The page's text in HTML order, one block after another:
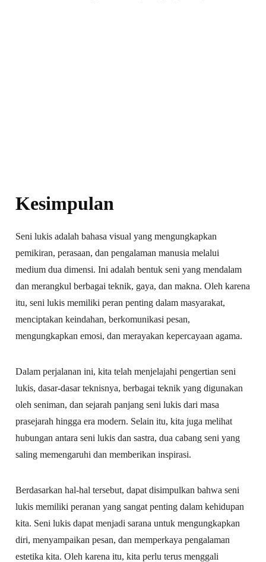
Kesimpulan
Seni lukis adalah bahasa visual yang mengungkapkan
pemikiran, perasaan, dan pengalaman manusia melalui
medium dua dimensi. Ini adalah bentuk seni yang mendalam
dan merangkul berbagai teknik, gaya, dan makna. Oleh karena
itu, seni lukis memiliki peran penting dalam masyarakat,
menciptakan keindahan, berkomunikasi pesan,
mengungkapkan emosi, dan merayakan kepercayaan agama.
Dalam perjalanan ini, kita telah menjelajahi pengertian seni
lukis, dasar-dasar teknisnya, berbagai teknik yang digunakan
oleh seniman, dan sejarah panjang seni lukis dari masa
prasejarah hingga era modern. Selain itu, kita juga melihat
hubungan antara seni lukis dan sastra, dua cabang seni yang
saling memengaruhi dan memberikan inspirasi.
Berdasarkan hal-hal tersebut, dapat disimpulkan bahwa seni
lukis memiliki peranan yang sangat penting dalam kehidupan
kita. Seni lukis dapat menjadi sarana untuk mengungkapkan
diri, menyampaikan pesan, dan memperkaya pengalaman
estetika kita. Oleh karena itu, kita perlu terus menggali